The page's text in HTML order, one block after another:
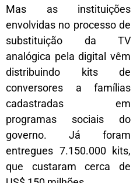
Mas as instituições
envolvidas no processo de
substituição da TV
analógica pela digital vêm
distribuindo kits de
conversores a famílias
cadastradas em
programas sociais do
governo. Já foram
entregues 7.150.000 kits,
que custaram cerca de